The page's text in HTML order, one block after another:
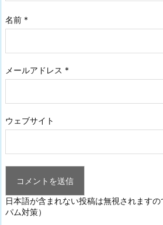
名前 *
メールアドレス *
ウェブサイト
日本語が含まれない投稿は無視されます
パム対策）